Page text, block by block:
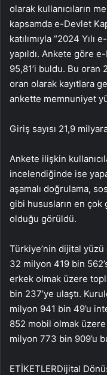
olarak kullanıcıların
kapsamda e-Devlet
katılımıyla “2024 Yılı
yapıldı. Ankete göre
95,81’i buldu. Bu oran
oran olarak kayıtlara
ankette memnuniyet
Giriş sayısı 21,9
Ankete ilişkin
incelendiğinde ise
aşamalı doğrulama,
gibi hususların en
olduğu görüldü.
Türkiye’nin dijital yüzü
32 milyon 419 bin
erkek olmak üzere
bin 237’ye ulaştı.
milyon 941 bin 49’u
852 mobil olmak üzere
milyon 773 bin 909’u
ETİKETLERDijital